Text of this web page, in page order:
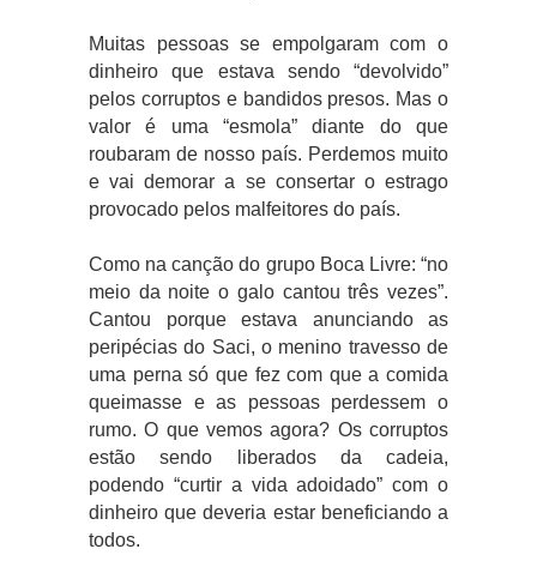
Muitas pessoas se empolgaram com o
dinheiro que estava sendo “devolvido”
pelos corruptos e bandidos presos. Mas o
valor é uma “esmola” diante do que
roubaram de nosso país. Perdemos muito
e vai demorar a se consertar o estrago
provocado pelos malfeitores do país.
Como na canção do grupo Boca Livre: “no
meio da noite o galo cantou três vezes”.
Cantou porque estava anunciando as
peripécias do Saci, o menino travesso de
uma perna só que fez com que a comida
queimasse e as pessoas perdessem o
rumo. O que vemos agora? Os corruptos
estão sendo liberados da cadeia,
podendo “curtir a vida adoidado” com o
dinheiro que deveria estar beneficiando a
todos.